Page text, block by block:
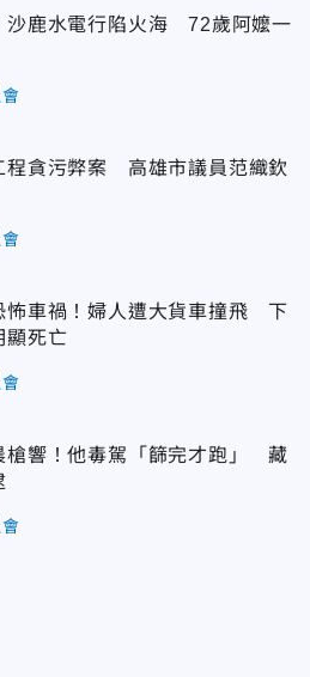
沙鹿水電行陷火海 72歲阿嬤一
程貪污弊案 高雄市議員范織欽
怖車禍！婦人遭大貨車撞飛 下
顯死亡
槍響！他毒駕「篩完才跑」 藏